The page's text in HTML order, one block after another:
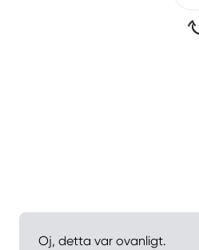
Oj, detta var ovanligt.